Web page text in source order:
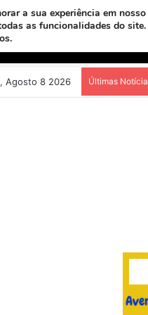
Agosto 8 2026 Últimas
a sua experiência em
as funcionalidades do